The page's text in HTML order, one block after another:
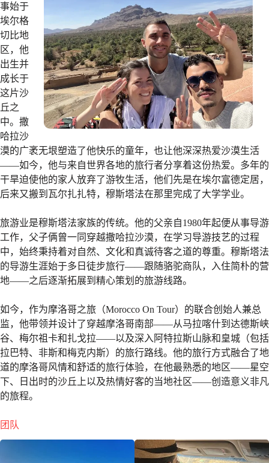
事始于
埃尔格
切比地
区，他
出生并
成长于
这片沙
丘之
中。撒
哈拉沙
漠的广袤无垠塑造了他快乐的童年，也让他深深热爱沙漠生活
——如今，他与来自世界各地的旅行者分享着这份热爱。多年的
干旱迫使他的家人放弃了游牧生活，他们先是在埃尔富德定居，
后来又搬到瓦尔扎扎特，穆斯塔法在那里完成了大学学业。
旅游业是穆斯塔法家族的传统。他的父亲自1980年起便从事导游
工作，父子俩曾一同穿越撒哈拉沙漠，在学习导游技艺的过程
中，始终秉持着对自然、文化和真诚待客之道的尊重。穆斯塔法
的导游生涯始于多日徒步旅行——跟随骆驼商队，入住简朴的营
地——之后逐渐拓展到精心策划的旅游线路。
如今，作为摩洛哥之旅（Morocco On Tour）的联合创始人兼总
监，他带领并设计了穿越摩洛哥南部——从马拉喀什到达德斯峡
谷、梅尔祖卡和扎戈拉——以及深入阿特拉斯山脉和皇城（包括
拉巴特、非斯和梅克内斯）的旅行路线。他的旅行方式融合了地
道的摩洛哥风情和舒适的旅行体验，在他最熟悉的地区——星空
下、日出时的沙丘上以及热情好客的当地社区——创造意义非凡
的旅程。
团队